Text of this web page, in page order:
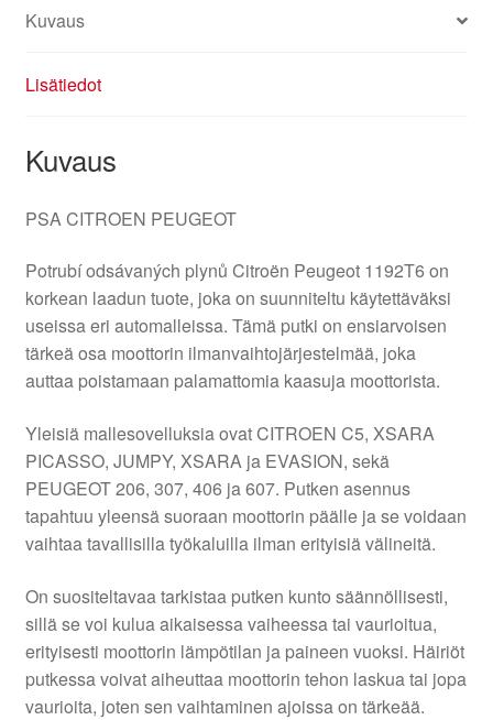
Kuvaus
Lisätiedot
Kuvaus
PSA CITROEN PEUGEOT
Potrubí odsávaných plynů Citroën Peugeot 1192T6 on
korkean laadun tuote, joka on suunniteltu käytettäväksi
useissa eri automalleissa. Tämä putki on ensiarvoisen
tärkeä osa moottorin ilmanvaihtojärjestelmää, joka
auttaa poistamaan palamattomia kaasuja moottorista.
Yleisiä mallesovelluksia ovat CITROEN C5, XSARA
PICASSO, JUMPY, XSARA ja EVASION, sekä
PEUGEOT 206, 307, 406 ja 607. Putken asennus
tapahtuu yleensä suoraan moottorin päälle ja se voidaan
vaihtaa tavallisilla työkaluilla ilman erityisiä välineitä.
On suositeltavaa tarkistaa putken kunto säännöllisesti,
sillä se voi kulua aikaisessa vaiheessa tai vaurioitua,
erityisesti moottorin lämpötilan ja paineen vuoksi. Häiriöt
putkessa voivat aiheuttaa moottorin tehon laskua tai jopa
vaurioita, joten sen vaihtaminen ajoissa on tärkeää.